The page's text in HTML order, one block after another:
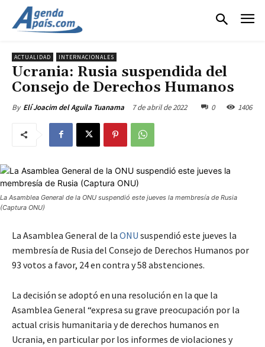
ACTUALIDAD INTERNACIONALES
Ucrania: Rusia suspendida del
Consejo de Derechos Humanos
By Elí Joacim del Aguila Tuanama 7 de abril de 2022 0 1406
La Asamblea General de la ONU suspendió este jueves la membresía de Rusia
(Captura ONU)
La Asamblea General de la ONU suspendió este jueves la
membresía de Rusia del Consejo de Derechos Humanos por
93 votos a favor, 24 en contra y 58 abstenciones.
La decisión se adoptó en una resolución en la que la
Asamblea General “expresa su grave preocupación por la
actual crisis humanitaria y de derechos humanos en
Ucrania, en particular por los informes de violaciones y